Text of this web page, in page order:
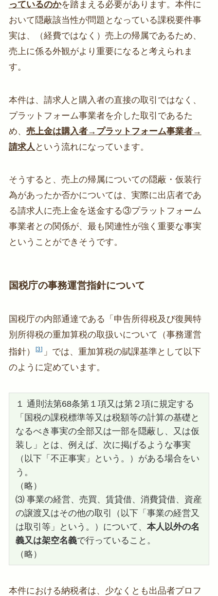
っているのかを踏まえる必要があります。本件に
おいて隠蔽該当性が問題となっている課税要件事
実は、（経費ではなく）売上の帰属であるため、
売上に係る外観がより重要になると考えられま
す。
本件は、請求人と購入者の直接の取引ではなく、
プラットフォーム事業者を介した取引であるた
め、 売上金は購入者→プラットフォーム事業者→
請求人 という流れになっています。
そうすると、売上の帰属についての隠蔽・仮装行
為があったか否かについては、実際に出店者であ
る請求人に売上金を送金する③プラットフォーム
事業者との関係が、最も関連性が強く重要な事実
ということができそうです。
国税庁の事務運営指針について
国税庁の内部通達である「申告所得税及び復興特
別所得税の重加算税の取扱いについて（事務運営
指針）
3
」では、重加算税の賦課基準として以下
のように定めています。
１ 通則法第68条第１項又は第２項に規定する
「国税の課税標準等又は税額等の計算の基礎と
なるべき事実の全部又は一部を隠蔽し、又は仮
装し」とは、例えば、次に掲げるような事実
（以下「不正事実」という。）がある場合をい
う。
（略）
⑶ 事業の経営、売買、賃貸借、消費貸借、資産
の譲渡又はその他の取引（以下「事業の経営又
は取引等」という。）について、本人以外の名
義又は架空名義で行っていること。
（略）
本件における納税者は、少なくとも出品者プロフ